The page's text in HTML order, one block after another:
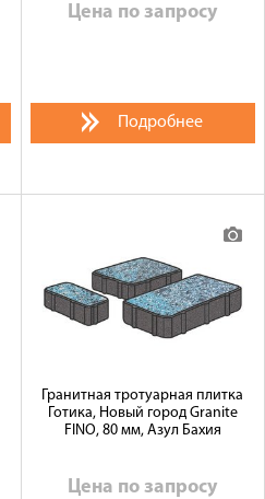
Цена по запросу
Подробнее
Гранитная тротуарная плитка
Готика, Новый город Granite
FINO, 80 мм, Азул Бахия
Цена по запросу